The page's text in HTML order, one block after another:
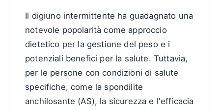
Il digiuno intermittente ha guadagnato una
notevole popolarità come approccio
dietetico per la gestione del peso e i
potenziali benefici per la salute. Tuttavia,
per le persone con condizioni di salute
specifiche, come la spondilite
anchilosante (AS), la sicurezza e l'efficacia